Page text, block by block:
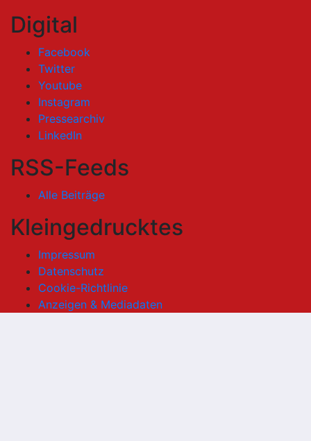
Digital
Facebook
Twitter
Youtube
Instagram
Pressearchiv
LinkedIn
RSS-Feeds
Alle Beiträge
Kleingedrucktes
Impressum
Datenschutz
Cookie-Richtlinie
Anzeigen & Mediadaten